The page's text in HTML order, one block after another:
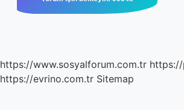
https://www.sosyalforum.com.tr
https://evrino.com.tr Sitemap